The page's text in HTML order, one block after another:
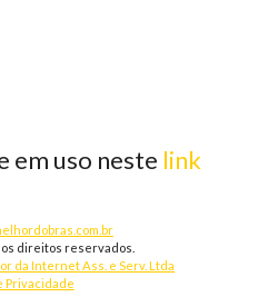
em uso neste link
direitos reservados.
da Internet Ass. e Serv. Ltda
Privacidade